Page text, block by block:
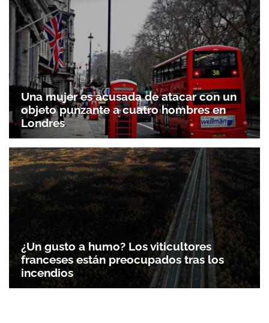
Una mujer es acusada de atacar con un
objeto punzante a cuatro hombres en
Londres
¿Un gusto a humo? Los viticultores
franceses están preocupados tras los
incendios